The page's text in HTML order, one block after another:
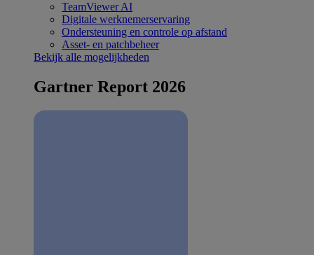
TeamViewer AI
Digitale werknemerservaring
Ondersteuning en controle op afstand
Asset- en patchbeheer
Bekijk alle mogelijkheden
Gartner Report 2026